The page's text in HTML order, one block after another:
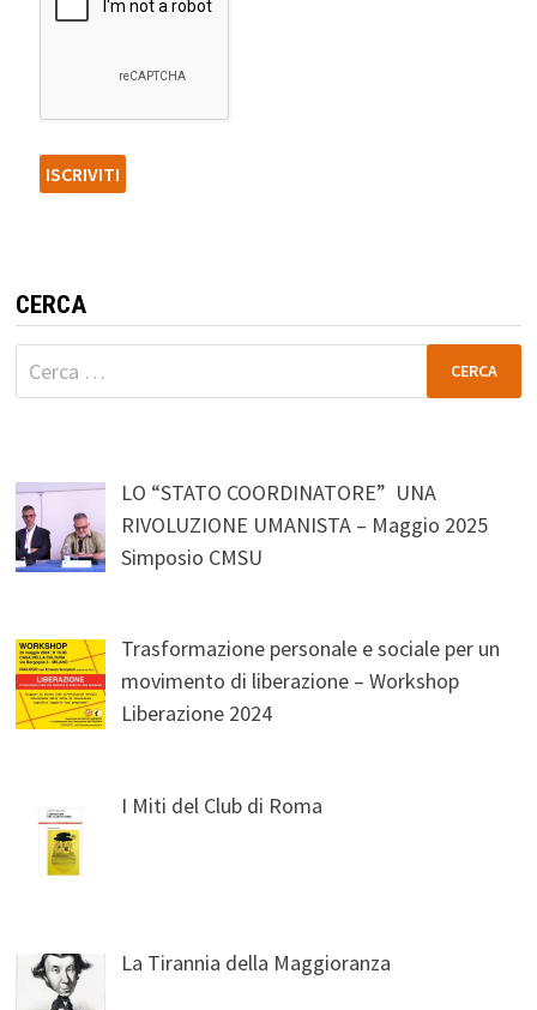
CERCA
Ricerca
per:
LO “STATO COORDINATORE” UNA
RIVOLUZIONE UMANISTA – Maggio 2025
Simposio CMSU
Trasformazione personale e sociale per un
movimento di liberazione – Workshop
Liberazione 2024
I Miti del Club di Roma
La Tirannia della Maggioranza